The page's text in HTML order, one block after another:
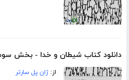
دانلود کتاب شیطان و خدا - بخش
از:ژان پل سارتر